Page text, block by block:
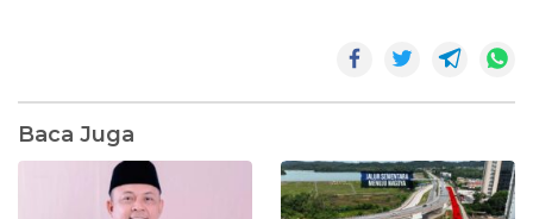
Baca Juga